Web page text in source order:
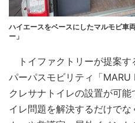
ハイエースをベースにしたマルモビ車
ー」
トイファクトリーが提案す
パーパスモビリティ「MARU
クレサナトイレの設置が可
イレ問題を解決するだけで